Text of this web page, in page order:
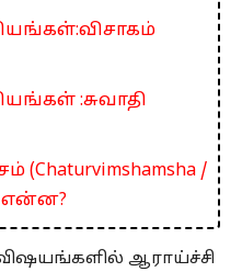
:சுவாதி
(Chaturvimshamsha /
என்ன?
ஆராய்ச்சி